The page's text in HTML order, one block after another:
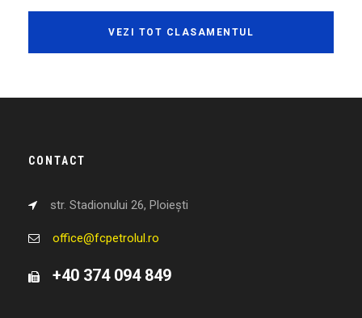
VEZI TOT CLASAMENTUL
CONTACT
str. Stadionului 26, Ploiești
office@fcpetrolul.ro
+40 374 094 849